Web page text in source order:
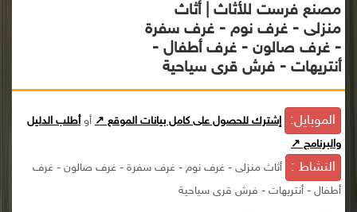
مصنع فرست للأثاث | أثاث
منزلى - غرف نوم - غرف سفرة
- غرف صالون - غرف أطفال -
أنتريهات - فرش قرى سياحية
الموبايل: إشترك للحصول على كامل بيانات الموقع ↗ أوأطلب الدليل
والبرنامج ↗
النشاط :
أثاث منزلى - غرف نوم - غرف سفرة - غرف صالون - غرف
أطفال - أنتريهات - فرش قرى سياحية